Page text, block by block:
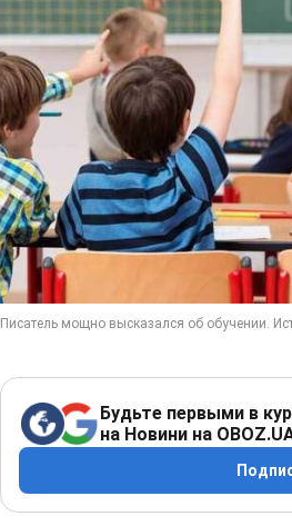
Будьте первыми в
на Новини на